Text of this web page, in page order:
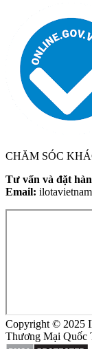
CHĂM SÓC
Tư vấn và đặt
Email:
Copyright © 2025
Thương Mại Quốc